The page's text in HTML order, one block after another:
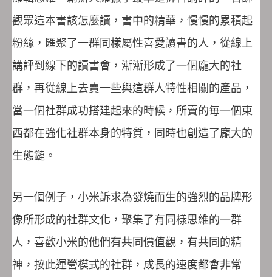
觀眾這本書該怎麼讀，書中的精華，慢慢的累積起
粉絲，匯聚了一群同樣屬性喜愛讀書的人，從線上
講評到線下的讀書會，漸漸形成了一個龐大的社
群，再從線上去賣一些與這群人特性相關的產品，
當一個社群成功搭建起來的時候，所賣的毎一個東
西都在強化社群本身的特質，同時也創造了龐大的
生態鏈。
另一個例子，小米訴求為發燒而生的強烈的品牌形
像所形成的社群文化，聚集了有同樣思維的一群
人，喜歡小米的他們有共同價值觀，有共同的精
神，按此運營模式的社群，成長的速度都會非常